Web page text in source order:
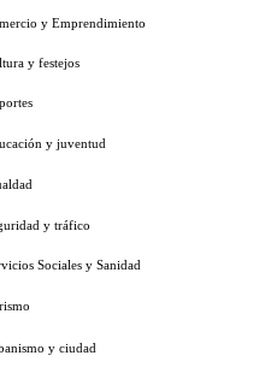
y Emprendimiento
y festejos
y juventud
y tráfico
Sociales y Sanidad
y ciudad